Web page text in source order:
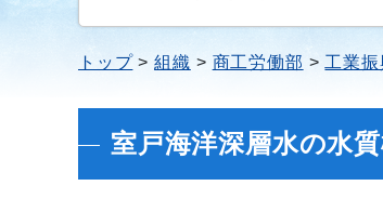
トップ 組織 商工労働部 工業振
室戸海洋深層水の水